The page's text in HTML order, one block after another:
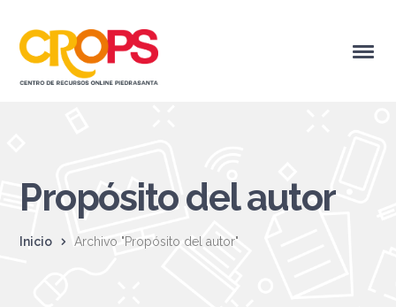
Propósito del autor
Inicio Archivo "Propósito del autor"